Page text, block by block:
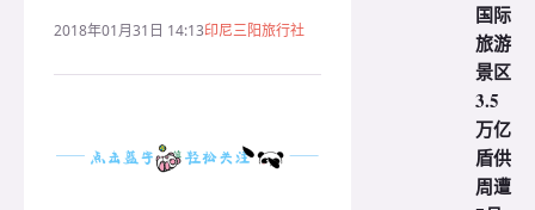
2018年01月31日 14:13印尼三阳旅行社
国际
旅游
景区
3.5
万亿
盾供
周遭